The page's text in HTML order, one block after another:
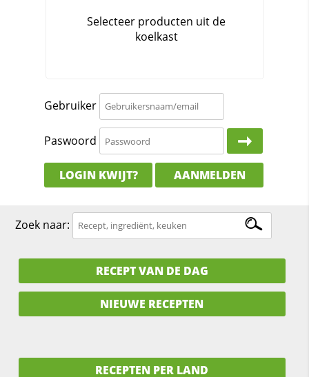
Gebruiker
Paswoord
LOGIN KWIJT? AANMELDEN
Zoek naar:
RECEPT VAN DE DAG
NIEUWE RECEPTEN
RECEPTEN PER LAND